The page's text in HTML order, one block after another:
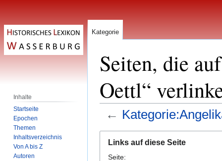
Seiten, die
Oettl“
←
Navigation
springen
Suche
springen
Links auf diese Seite
Seite:
Kategorie
Inhalte
Startseite
Epochen
Themen
Inhaltsverzeichnis
Von A bis Z
Autoren